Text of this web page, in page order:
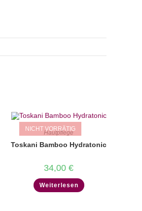
NICHT VORRÄTIG
Hautpflege
Toskani Bamboo Hydratonic
34,00€
Weiterlesen